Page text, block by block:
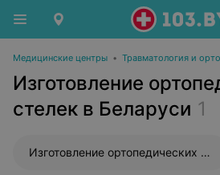
Медицинские центры • Травматология и
Изготовление
стелек в Беларуси 1
Изготовление ортопедических стелек